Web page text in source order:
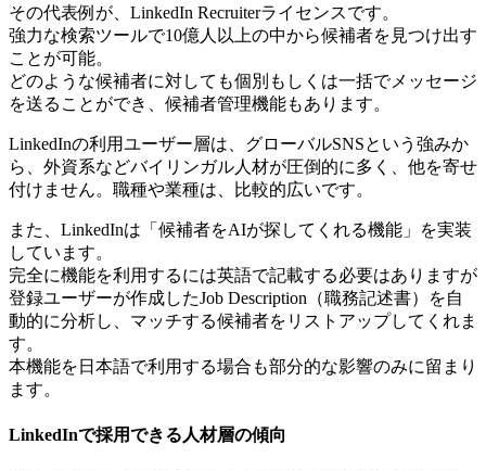
その代表例が、LinkedIn Recruiterライセンスです。
強力な検索ツールで10億人以上の中から候補者を見つけ出す
ことが可能。
どのような候補者に対しても個別もしくは一括でメッセージ
を送ることができ、候補者管理機能もあります。
LinkedInの利用ユーザー層は、グローバルSNSという強みか
ら、外資系などバイリンガル人材が圧倒的に多く、他を寄せ
付けません。職種や業種は、比較的広いです。
また、LinkedInは「候補者をAIが探してくれる機能」を実装
しています。
完全に機能を利用するには英語で記載する必要はありますが
登録ユーザーが作成したJob Description（職務記述書）を自
動的に分析し、マッチする候補者をリストアップしてくれま
す。
本機能を日本語で利用する場合も部分的な影響のみに留まり
ます。
LinkedInで採用できる人材層の傾向